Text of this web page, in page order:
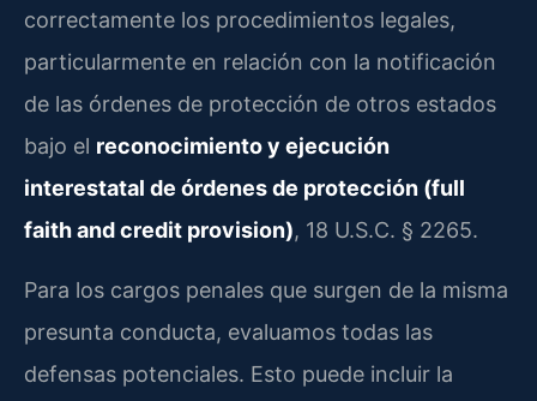
correctamente los procedimientos legales,
particularmente en relación con la notificación
de las órdenes de protección de otros estados
bajo el reconocimiento y ejecución
interestatal de órdenes de protección (full
faith and credit provision), 18 U.S.C. § 2265.
Para los cargos penales que surgen de la misma
presunta conducta, evaluamos todas las
defensas potenciales. Esto puede incluir la